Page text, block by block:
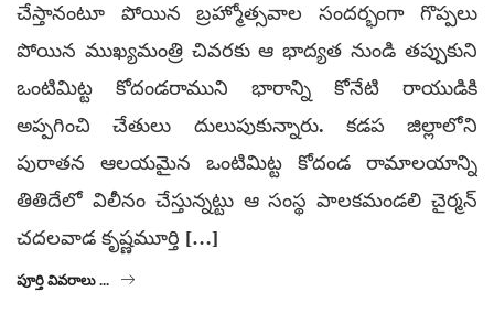
చేస్తానంటూ పోయిన బ్రహ్మోత్సవాల సందర్భంగా గొప్పలు
పోయిన ముఖ్యమంత్రి చివరకు ఆ భాద్యత నుండి తప్పుకుని
ఒంటిమిట్ట కోదండరాముని భారాన్ని కోనేటి రాయుడికి
అప్పగించి చేతులు దులుపుకున్నారు. కడప జిల్లాలోని
పురాతన ఆలయమైన ఒంటిమిట్ట కోదండ రామాలయాన్ని
తితిదేలో విలీనం చేస్తున్నట్టు ఆ సంస్థ పాలకమండలి చైర్మన్
చదలవాడ కృష్ణమూర్తి […]
పూర్తి వివరాలు ...